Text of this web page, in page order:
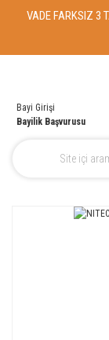
VADE FARKSIZ 3
Bayi Girişi
Bayilik Başvurusu